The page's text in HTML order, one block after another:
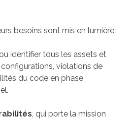
besoins sont mis en lumière :
identifier tous les assets et
violations de
du code en phase
, qui porte la mission